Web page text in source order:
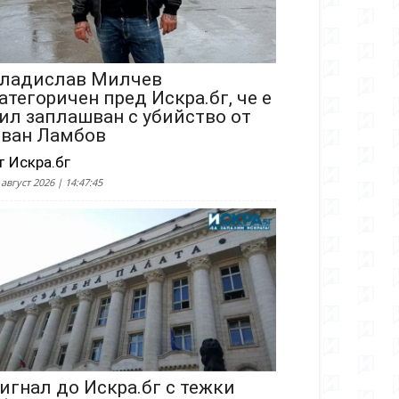
Милчев
пред Искра.бг, че е
заплашван с убийство от
Ламбов
Искра.бг
2026 | 14:47:45
до Искра.бг с тежки